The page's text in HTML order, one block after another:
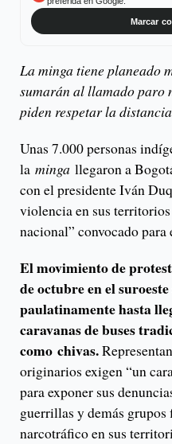
Marcar
La minga tiene planeado
sumarán al llamado paro
piden respetar la
Unas 7.000 personas
la minga llegaron a
con el presidente Iván
violencia en sus
nacional” convocado para
El movimiento de
de octubre en el
paulatinamente hasta
caravanas de buses
como chivas.
originarios exigen “un
para exponer sus
guerrillas y demás
narcotráfico en sus